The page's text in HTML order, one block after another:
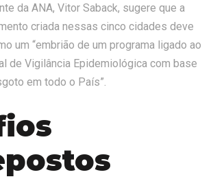
da ANA, Vitor Saback, sugere que a
criada nessas cinco cidades deve
um “embrião de um programa ligado ao
de Vigilância Epidemiológica com base
em todo o País”.